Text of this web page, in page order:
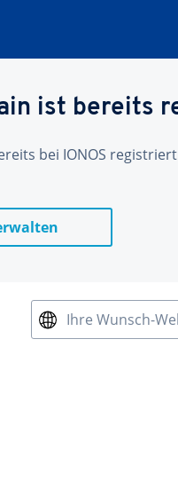
ist bereits
bei IONOS
Ihre Wunsch-